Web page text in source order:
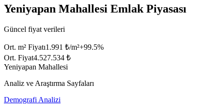
Yeniyapan Mahallesi Emlak Piyasası
Güncel fiyat verileri
Ort. m² Fiyatı1.991 ₺/m²+99.5%
Ort. Fiyat4.527.534 ₺
Yeniyapan Mahallesi
Analiz ve Araştırma Sayfaları
Demografi Analizi